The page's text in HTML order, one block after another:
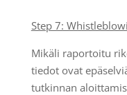
Step 7:
Mikäli raportoitu
tiedot ovat
tutkinnan